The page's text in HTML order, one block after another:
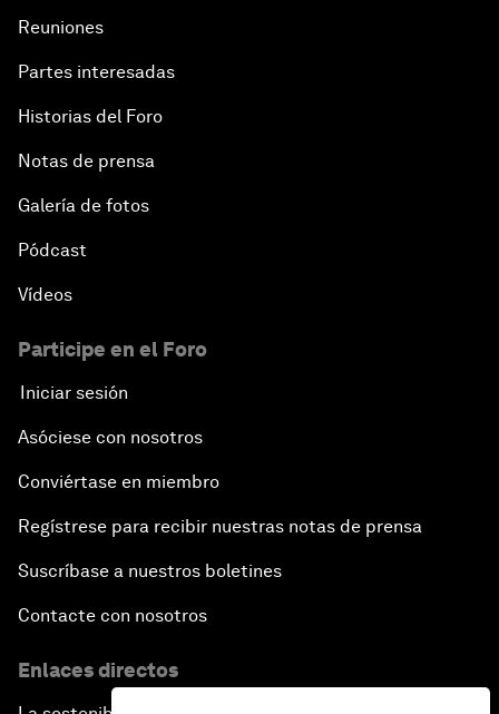
Reuniones
Partes interesadas
Historias del Foro
Notas de prensa
Galería de fotos
Pódcast
Vídeos
Participe en el Foro
Iniciar sesión
Asóciese con nosotros
Conviértase en miembro
Regístrese para recibir nuestras notas de prensa
Suscríbase a nuestros boletines
Contacte con nosotros
Enlaces directos